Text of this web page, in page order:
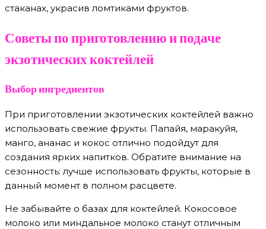
стаканах, украсив ломтиками фруктов.
Советы по приготовлению и подаче
экзотических коктейлей
Выбор ингредиентов
При приготовлении экзотических коктейлей важно
использовать свежие фрукты. Папайя, маракуйя,
манго, ананас и кокос отлично подойдут для
создания ярких напитков. Обратите внимание на
сезонность: лучше использовать фрукты, которые в
данный момент в полном расцвете.
Не забывайте о базах для коктейлей. Кокосовое
молоко или миндальное молоко станут отличным